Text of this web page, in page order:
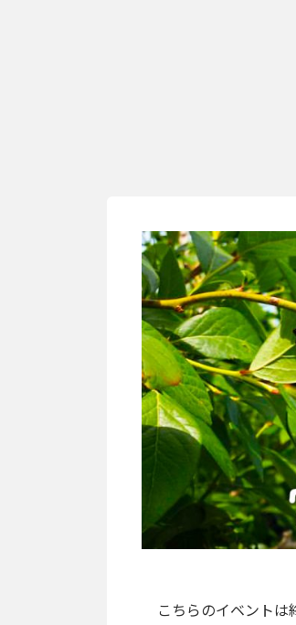
こちらのイベントは